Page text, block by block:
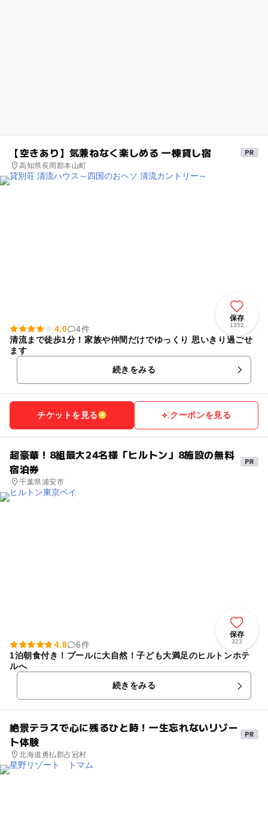
【空きあり】気兼ねなく楽しめる 一棟貸し宿
高知県長岡郡本山町
保存
1352
4.0
4件
清流まで徒歩1分！家族や仲間だけでゆっくり 思いきり過ごせ
ます
続きをみる
チケットを見る クーポンを見る
超豪華！8組最大24名様「ヒルトン」8施設の無料
宿泊券
千葉県浦安市
保存
323
4.8
6件
1泊朝食付き！プールに大自然！子ども大満足のヒルトンホテ
ルへ
続きをみる
絶景テラスで心に残るひと時！一生忘れないリゾー
ト体験
北海道勇払郡占冠村